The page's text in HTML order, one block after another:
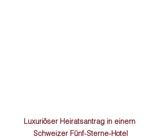
Luxuriöser Heiratsantrag in einem
Schweizer Fünf-Sterne-Hotel